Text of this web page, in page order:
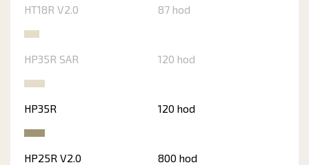
HT18R V2.0 87 hod
HP35R SAR 120 hod
HP35R 120 hod
HP25R V2.0 800 hod